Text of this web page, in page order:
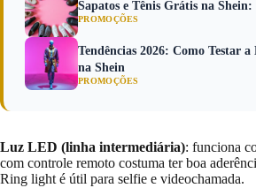
Sapatos e Tênis Grátis na
PROMOÇÕES
Tendências 2026: Como Testar
na Shein
PROMOÇÕES
Luz LED (linha intermediária): funciona
com controle remoto costuma ter boa
Ring light é útil para selfie e videochamada.